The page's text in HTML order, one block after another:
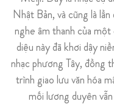
Nhật Bản, và cũng là
nghe âm thanh của
diệu này đã khơi dậy
nhạc phương Tây, đồng
trình giao lưu văn hóa
mối lương duyên